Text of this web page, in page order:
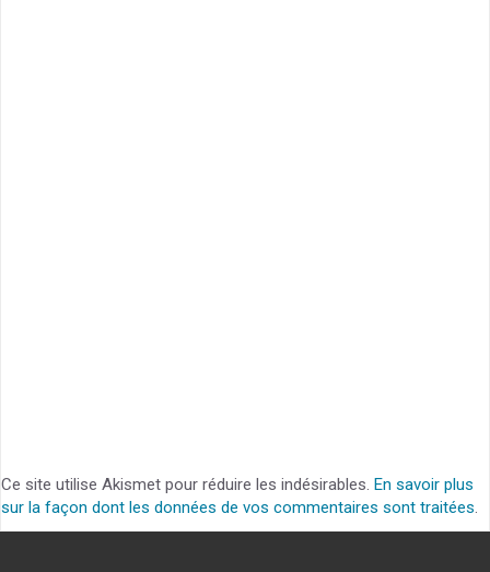
Ce site utilise Akismet pour réduire les indésirables. En savoir plus
sur la façon dont les données de vos commentaires sont traitées.